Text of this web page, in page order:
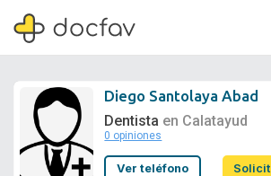
Soporte
Diego Santolaya Abad
Dentista en Calatayud
0 opiniones
Ver teléfono